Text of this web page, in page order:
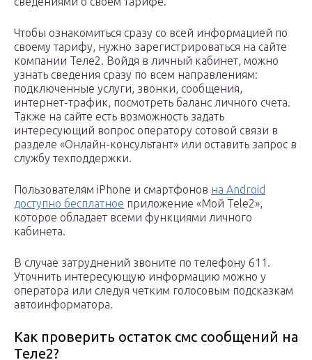
Чтобы ознакомиться сразу со всей информацией по
своему тарифу, нужно зарегистрироваться на сайте
компании Теле2. Войдя в личный кабинет, можно
узнать сведения сразу по всем направлениям:
подключенные услуги, звонки, сообщения,
интернет-трафик, посмотреть баланс личного счета.
Также на сайте есть возможность задать
интересующий вопрос оператору сотовой связи в
разделе «Онлайн-консультант» или оставить запрос в
службу техподдержки.
Пользователям iPhone и смартфонов на Android
доступно бесплатное приложение «Мой Tele2»,
которое обладает всеми функциями личного
кабинета.
В случае затруднений звоните по телефону 611.
Уточнить интересующую информацию можно у
оператора или следуя четким голосовым подсказкам
автоинформатора.
Как проверить остаток смс сообщений на
Теле2?